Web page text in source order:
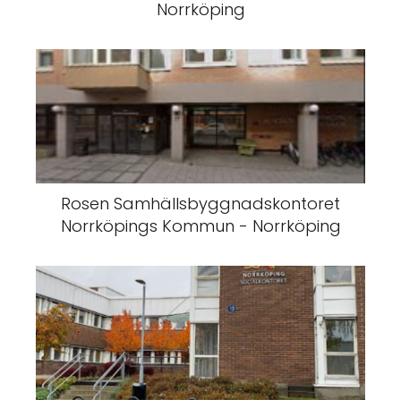
Norrköping
Rosen Samhällsbyggnadskontoret
Norrköpings Kommun - Norrköping